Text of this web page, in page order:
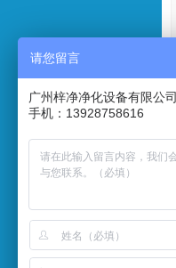
请您留言
广州梓净净化设备有限公司
手机：13928758616